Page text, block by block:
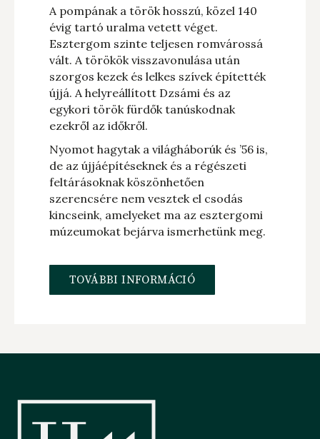
A pompának a török hosszú, közel 140
évig tartó uralma vetett véget.
Esztergom szinte teljesen romvárossá
vált. A törökök visszavonulása után
szorgos kezek és lelkes szívek építették
újjá. A helyreállított Dzsámi és az
egykori török fürdők tanúskodnak
ezekről az időkről.
Nyomot hagytak a világháborúk és ’56 is,
de az újjáépítéseknek és a régészeti
feltárásoknak köszönhetően
szerencsére nem vesztek el csodás
kincseink, amelyeket ma az esztergomi
múzeumokat bejárva ismerhetünk meg.
TOVÁBBI INFORMÁCIÓ